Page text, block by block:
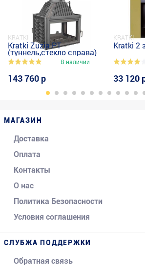
KRATKI
Kratki Zuzia PT
(туннель,стекло справа)
В наличии
143 760 р
KRATKI
Kratki 2
33 120
МАГАЗИН
Доставка
Оплата
Контакты
О нас
Политика Безопасности
Условия соглашения
СЛУБЖА ПОДДЕРЖКИ
Обратная связь